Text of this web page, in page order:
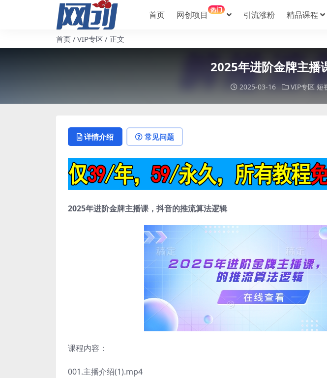
首页 网创项目 热门 引流涨粉 精品课程
首页 VIP专区 正文
2025年进阶金牌主播
2025-03-16 VIP专区 短
详情介绍 常见问题
2025年进阶金牌主播课 ，抖音的推流算法逻辑
课程内容：
001.主播介绍(1).mp4